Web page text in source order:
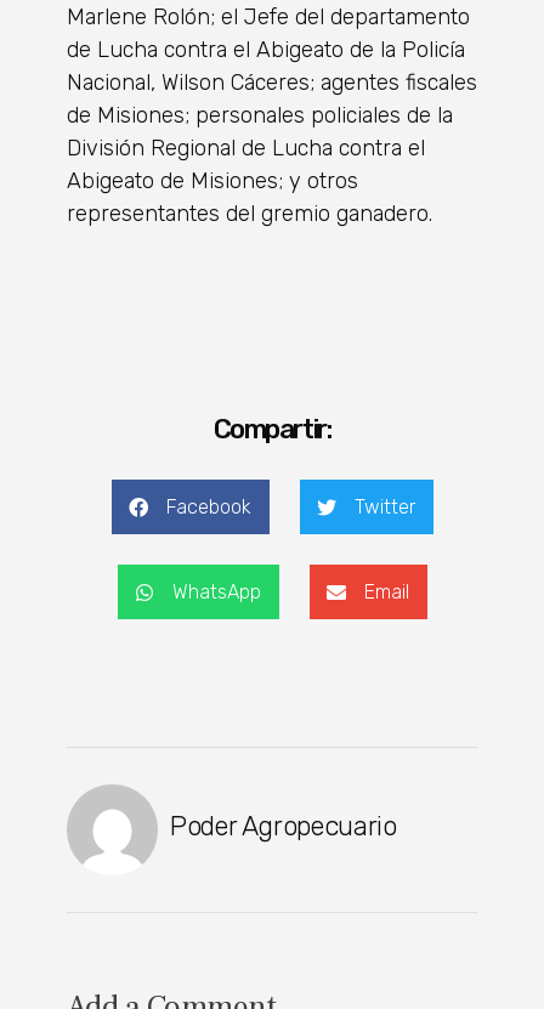
Marlene Rolón; el Jefe del departamento
de Lucha contra el Abigeato de la Policía
Nacional, Wilson Cáceres; agentes fiscales
de Misiones; personales policiales de la
División Regional de Lucha contra el
Abigeato de Misiones; y otros
representantes del gremio ganadero.
Compartir:
Facebook Twitter
WhatsApp Email
Poder Agropecuario